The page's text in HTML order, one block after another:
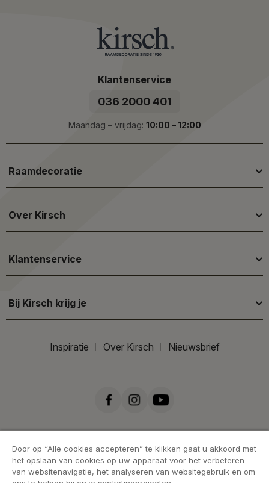
Klantenservice
036 2000 401
Maandag – vrijdag: 10:00 – 12:00
Raamdecoratie
Over Kirsch
Klantenservice
Bij Kirsch krijg je
Inspiratie Over Kirsch Nieuwsbrief
Door op “Alle cookies accepteren” te klikken gaat u akkoord met
het opslaan van cookies op uw apparaat voor het verbeteren
van websitenavigatie, het analyseren van websitegebruik en om